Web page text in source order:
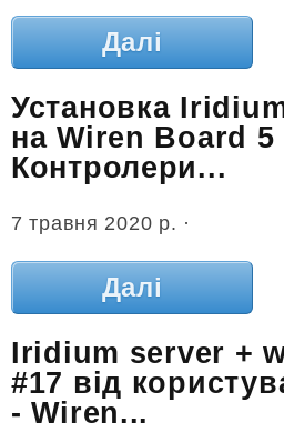
Далі
Установка
на Wiren Board 5
Контролери...
7 травня 2020 р. ·
Далі
Iridium server +
#17 від
- Wiren...